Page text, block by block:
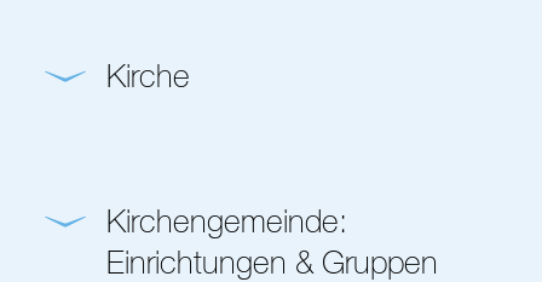
Kirche
Kirchengemeinde:
Einrichtungen & Gruppen